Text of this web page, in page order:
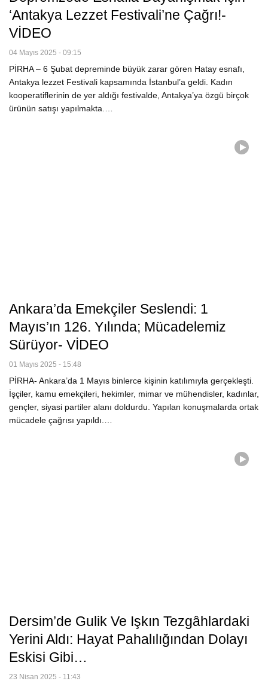
‘Antakya Lezzet Festivali’ne Çağrı!-
VİDEO
04 Mayıs 2025 - 09:15
PİRHA – 6 Şubat depreminde büyük zarar gören Hatay esnafı,
Antakya lezzet Festivali kapsamında İstanbul’a geldi. Kadın
kooperatiflerinin de yer aldığı festivalde, Antakya’ya özgü birçok
ürünün satışı yapılmakta.…
Ankara’da Emekçiler Seslendi: 1
Mayıs’ın 126. Yılında; Mücadelemiz
Sürüyor- VİDEO
01 Mayıs 2025 - 15:48
PİRHA- Ankara’da 1 Mayıs binlerce kişinin katılımıyla gerçekleşti.
İşçiler, kamu emekçileri, hekimler, mimar ve mühendisler, kadınlar,
gençler, siyasi partiler alanı doldurdu. Yapılan konuşmalarda ortak
mücadele çağrısı yapıldı.…
Dersim’de Gulik Ve Işkın Tezgâhlardaki
Yerini Aldı: Hayat Pahalılığından Dolayı
Eskisi Gibi…
23 Nisan 2025 - 11:43